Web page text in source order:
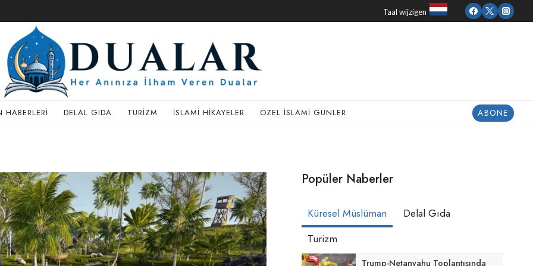
Taal wijzigen
HABERLERI DELAL GIDA TURIZM İSLAMI HIKAYELER ÖZEL İSLAMI GÜNLER ABONE
Popüler Naberler
Küresel Müslüman
Delal Gıda
Turizm
Trump-Netanyahu Toplantısında